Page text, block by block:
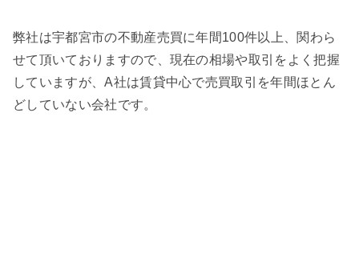
弊社は宇都宮市の不動産売買に年間100件以上、関わら
せて頂いておりますので、現在の相場や取引をよく把握
していますが、A社は賃貸中心で売買取引を年間ほとん
どしていない会社です。